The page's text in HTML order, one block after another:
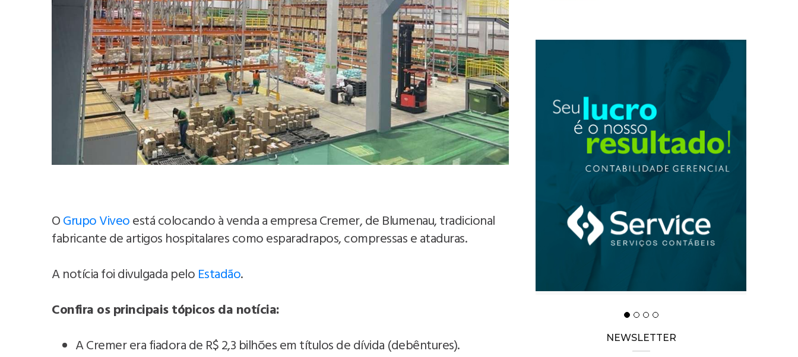
OGrupo Viveoestá colocando à venda a empresa Cremer, de Blumenau, tradicional
fabricante de artigos hospitalares como esparadrapos, compressas e ataduras.
A notícia foi divulgada pelo Estadão.
Confira os principais tópicos da notícia:
A Cremer era fiadora de R$ 2,3 bilhões em títulos de dívida (debêntures).
NEWSLETTER